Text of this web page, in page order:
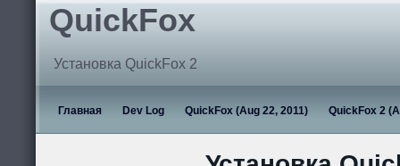
QuickFox
Установка QuickFox 2
Главная Dev Log QuickFox (Aug 22, 2011) QuickFox 2